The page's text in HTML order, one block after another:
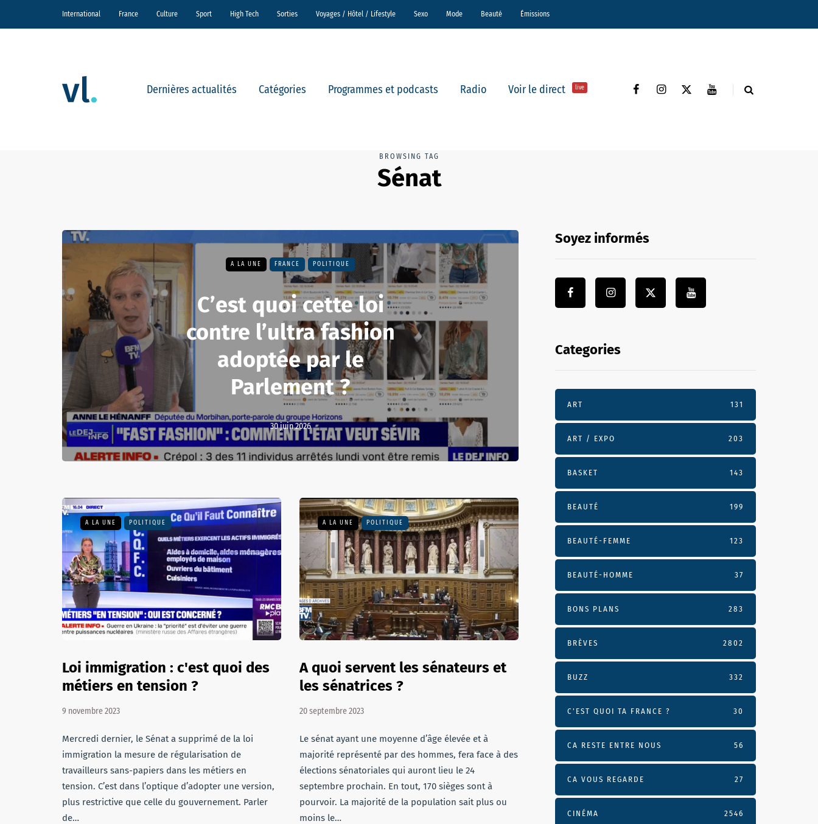
International France Culture Sport High Tech Sorties Voyages / Hôtel / Lifestyle Sexo Mode Beauté Émissions
Dernières actualités Catégories Programmes et podcasts Radio Voir le direct live
BROWSING TAG
Sénat
A LA UNE FRANCE POLITIQUE
C’est quoi cette loi
contre l’ultra fashion
adoptée par le
Parlement ?
30 juin 2026
A LA UNE POLITIQUE
Loi immigration : c'est quoi des
métiers en tension ?
9 novembre 2023
Mercredi dernier, le Sénat a supprimé de la loi
immigration la mesure de régularisation de
travailleurs sans-papiers dans les métiers en
tension. C’est dans l’optique d’adopter une version,
plus restrictive que celle du gouvernement. Parler
de…
A LA UNE POLITIQUE
A quoi servent les sénateurs et
les sénatrices ?
20 septembre 2023
Le sénat ayant une moyenne d’âge élevée et à
majorité représenté par des hommes, fera face à des
élections sénatoriales qui auront lieu le 24
septembre prochain. En tout, 170 sièges sont à
pourvoir. La majorité de la population sait plus ou
moins le…
Soyez informés
Categories
ART 131
ART / EXPO 203
BASKET 143
BEAUTÉ 199
BEAUTÉ-FEMME 123
BEAUTÉ-HOMME 37
BONS PLANS 283
BRÈVES 2802
BUZZ 332
C'EST QUOI TA FRANCE ? 30
CA RESTE ENTRE NOUS 56
CA VOUS REGARDE 27
CINÉMA 2546